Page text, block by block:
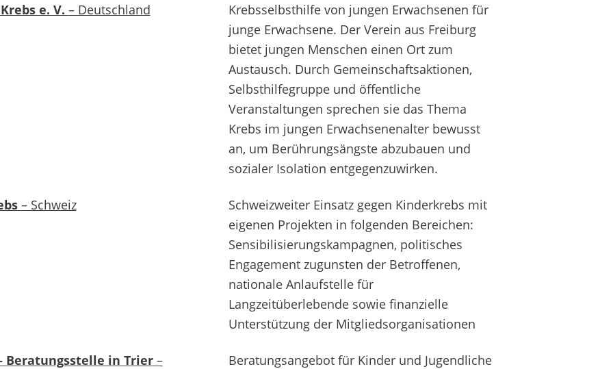
e. V. – Deutschland
Krebsselbsthilfe von jungen Erwachsenen für
junge Erwachsene. Der Verein aus Freiburg
bietet jungen Menschen einen Ort zum
Austausch. Durch Gemeinschaftsaktionen,
Selbsthilfegruppe und öffentliche
Veranstaltungen sprechen sie das Thema
Krebs im jungen Erwachsenenalter bewusst
an, um Berührungsängste abzubauen und
sozialer Isolation entgegenzuwirken.
– Schweiz
Schweizweiter Einsatz gegen Kinderkrebs mit
eigenen Projekten in folgenden Bereichen:
Sensibilisierungskampagnen, politisches
Engagement zugunsten der Betroffenen,
nationale Anlaufstelle für
Langzeitüberlebende sowie finanzielle
Unterstützung der Mitgliedsorganisationen
Beratungsstelle in Trier–
Beratungsangebot für Kinder und Jugendliche